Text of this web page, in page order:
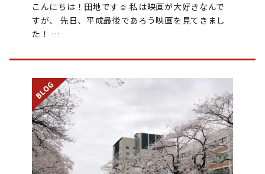
こんにちは！田地です☺︎︎ 私は映画が大好きなんで
すが、 先日、平成最後であろう映画を見てきまし
た！ …